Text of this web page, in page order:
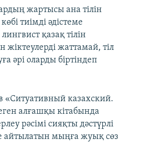
жартысы ана тілін
тиімді әдістеме
қазақ тілін
жіктеулерді жаттамай, тіл
әрі оларды біртіндеп
«Ситуативный казахский.
алғашқы кітабында
рәсімі сияқты дәстүрлі
айтылатын мыңға жуық сөз